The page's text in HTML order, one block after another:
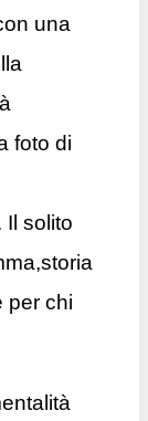
una
foto di
Il solito
per chi